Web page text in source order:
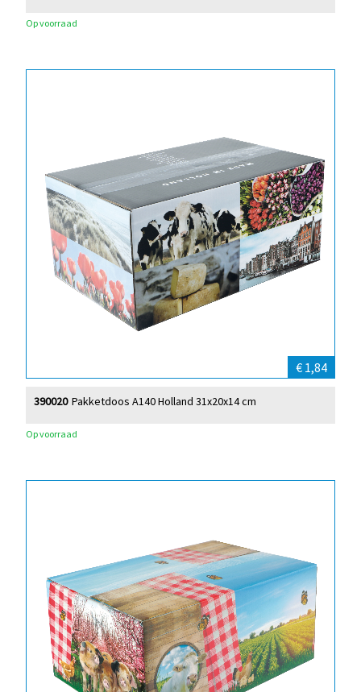
Op voorraad
€ 1,84
Pakketdoos A140 Holland 31x20x14 cm
390020
Op voorraad